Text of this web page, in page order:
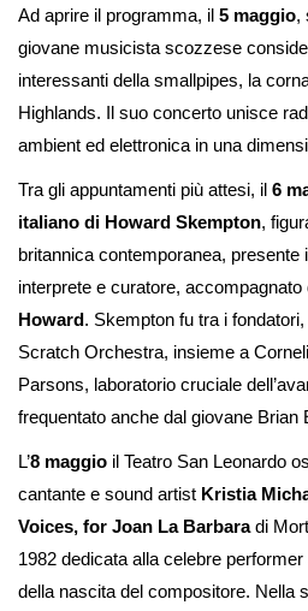
Ad aprire il programma, il 5 maggio,
giovane musicista scozzese
interessanti della smallpipes, la
Highlands. Il suo concerto unisce
ambient ed elettronica in una
Tra gli appuntamenti più attesi, il 6
italiano di Howard Skempton,
britannica contemporanea, presente
interprete e curatore, accompagnato
Howard. Skempton fu tra i
Scratch Orchestra, insieme a
Parsons, laboratorio cruciale
frequentato anche dal giovane Brian
L’8 maggio il Teatro San Leonardo
cantante e sound artist Kristia
Voices, for Joan La Barbaradi
1982 dedicata alla celebre
della nascita del compositore. Nella